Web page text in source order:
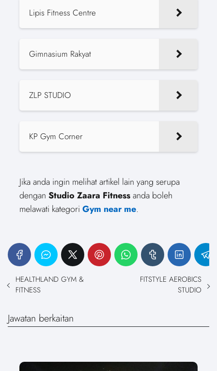
Lipis Fitness Centre
Gimnasium Rakyat
ZLP STUDIO
KP Gym Corner
Jika anda ingin melihat artikel lain yang serupa
dengan Studio Zaara Fitnessanda boleh
melawati kategori Gym near me.
HEALTHLAND GYM &
FITNESS
FITSTYLE AEROBICS
STUDIO
Jawatan berkaitan